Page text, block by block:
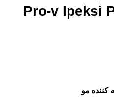
Pro-v Ipeksi
کننده مو